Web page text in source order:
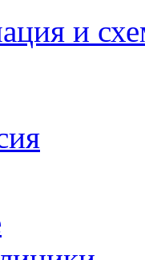
и